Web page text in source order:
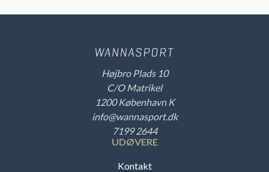
Højbro Plads 10
C/O Matrikel
1200 København K
info@wannasport.dk
7199 2644
UDØVERE
Kontakt